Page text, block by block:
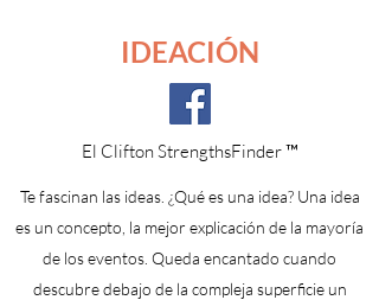
IDEACIÓN
El Clifton StrengthsFinder ™
Te fascinan las ideas. ¿Qué es una idea? Una idea
es un concepto, la mejor explicación de la mayoría
de los eventos. Queda encantado cuando
descubre debajo de la compleja superficie un